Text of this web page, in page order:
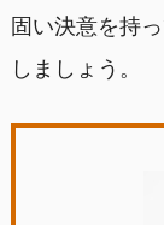
固い決意を持
しましょう。